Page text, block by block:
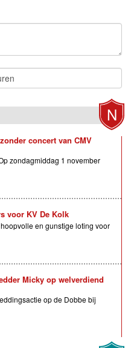
N
concert van CMV
zondagmiddag 1 november
voor KV De Kolk
en gunstige loting voor
Micky op welverdiend
op de Dobbe bij